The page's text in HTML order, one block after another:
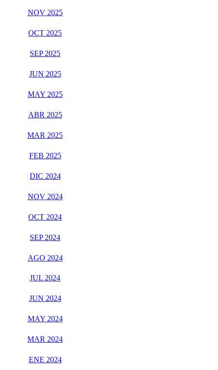
NOV 2025
OCT 2025
SEP 2025
JUN 2025
MAY 2025
ABR 2025
MAR 2025
FEB 2025
DIC 2024
NOV 2024
OCT 2024
SEP 2024
AGO 2024
JUL 2024
JUN 2024
MAY 2024
MAR 2024
ENE 2024